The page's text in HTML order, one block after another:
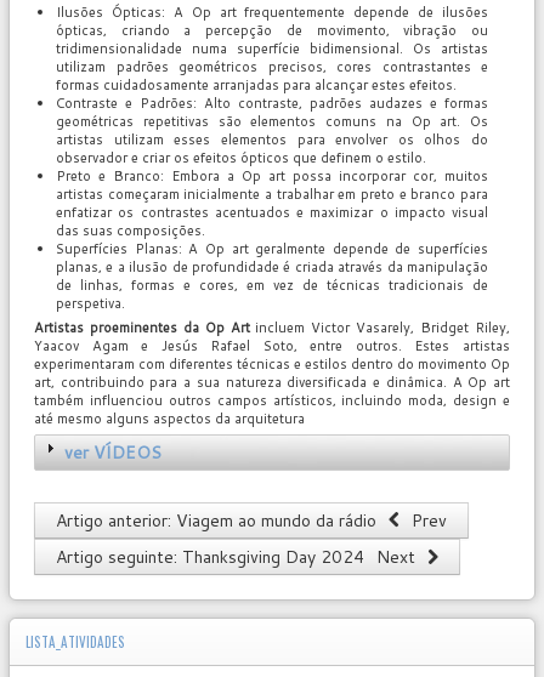
Ilusões Ópticas: A Op art frequentemente depende de ilusões
ópticas, criando a percepção de movimento, vibração ou
tridimensionalidade numa superfície bidimensional. Os artistas
utilizam padrões geométricos precisos, cores contrastantes e
formas cuidadosamente arranjadas para alcançar estes efeitos.
Contraste e Padrões: Alto contraste, padrões audazes e formas
geométricas repetitivas são elementos comuns na Op art. Os
artistas utilizam esses elementos para envolver os olhos do
observador e criar os efeitos ópticos que definem o estilo.
Preto e Branco: Embora a Op art possa incorporar cor, muitos
artistas começaram inicialmente a trabalhar em preto e branco para
enfatizar os contrastes acentuados e maximizar o impacto visual
das suas composições.
Superfícies Planas: A Op art geralmente depende de superfícies
planas, e a ilusão de profundidade é criada através da manipulação
de linhas, formas e cores, em vez de técnicas tradicionais de
perspetiva.
Artistas proeminentes da Op Artincluem Victor Vasarely, Bridget Riley,
Yaacov Agam e Jesús Rafael Soto, entre outros. Estes artistas
experimentaram com diferentes técnicas e estilos dentro do movimento Op
art, contribuindo para a sua natureza diversificada e dinâmica. A Op art
também influenciou outros campos artísticos, incluindo moda, design e
até mesmo alguns aspectos da arquitetura
ver VÍDEOS
Artigo anterior: Viagem ao mundo da rádio
Prev
Artigo seguinte: Thanksgiving Day 2024 Next
LISTA_ATIVIDADES